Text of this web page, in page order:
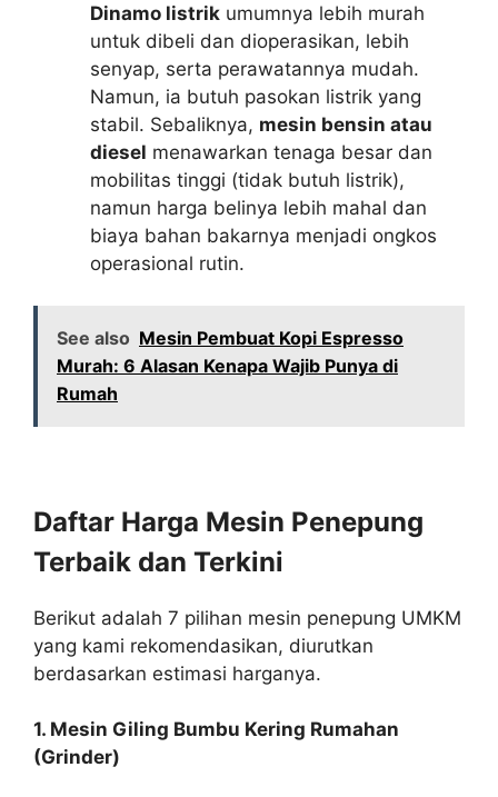
Dinamo listrik umumnya lebih murah
untuk dibeli dan dioperasikan, lebih
senyap, serta perawatannya mudah.
Namun, ia butuh pasokan listrik yang
stabil. Sebaliknya, mesin bensin atau
diesel menawarkan tenaga besar dan
mobilitas tinggi (tidak butuh listrik),
namun harga belinya lebih mahal dan
biaya bahan bakarnya menjadi ongkos
operasional rutin.
See also Mesin Pembuat Kopi Espresso
Murah: 6 Alasan Kenapa Wajib Punya di
Rumah
Daftar Harga Mesin Penepung
Terbaik dan Terkini
Berikut adalah 7 pilihan mesin penepung UMKM
yang kami rekomendasikan, diurutkan
berdasarkan estimasi harganya.
1. Mesin Giling Bumbu Kering Rumahan
(Grinder)